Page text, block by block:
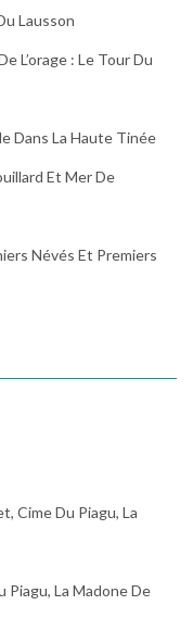
Lausson
L’orage : Le Tour Du
Dans La Haute Tinée
Et Mer De
Névés Et Premiers
Cime Du Piagu, La
Piagu, La Madone De